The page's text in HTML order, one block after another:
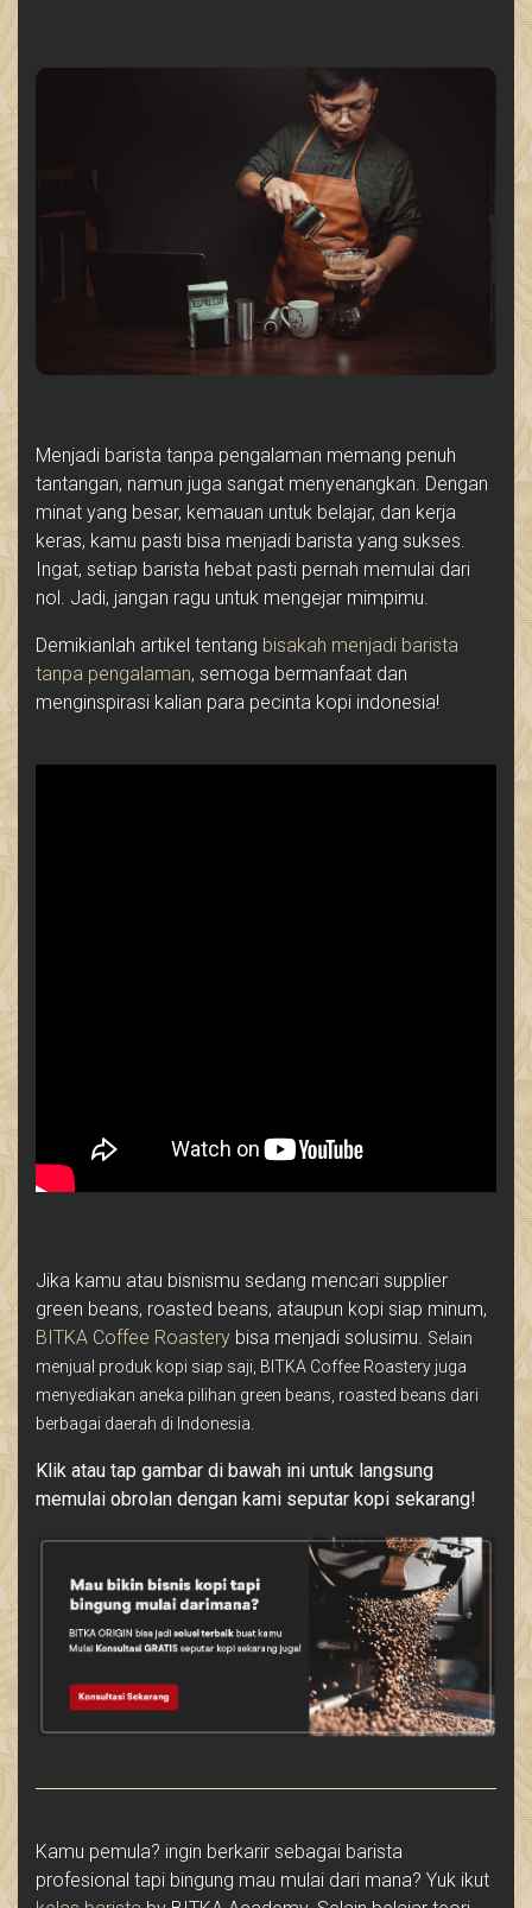
Menjadi barista tanpa pengalaman memang penuh
tantangan, namun juga sangat menyenangkan. Dengan
minat yang besar, kemauan untuk belajar, dan kerja
keras, kamu pasti bisa menjadi barista yang sukses.
Ingat, setiap barista hebat pasti pernah memulai dari
nol. Jadi, jangan ragu untuk mengejar mimpimu.
Demikianlah artikel tentang bisakah menjadi barista
tanpa pengalaman, semoga bermanfaat dan
menginspirasi kalian para pecinta kopi indonesia!
Jika kamu atau bisnismu sedang mencari supplier
green beans, roasted beans, ataupun kopi siap minum,
BITKA Coffee Roastery bisa menjadi solusimu. Selain
menjual produk kopi siap saji, BITKA Coffee Roastery juga
menyediakan aneka pilihan green beans, roasted beans dari
berbagai daerah di Indonesia.
Klik atau tap gambar di bawah ini untuk langsung
memulai obrolan dengan kami seputar kopi sekarang!
Kamu pemula? ingin berkarir sebagai barista
profesional tapi bingung mau mulai dari mana? Yuk ikut